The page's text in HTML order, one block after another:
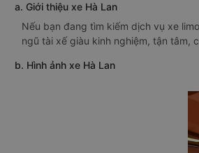
a. Giới thiệu xe Hà Lan
Nếu bạn đang tìm kiếm dịch vụ xe
ngũ tài xế giàu kinh nghiệm, tận tâm,
b. Hình ảnh xe Hà Lan